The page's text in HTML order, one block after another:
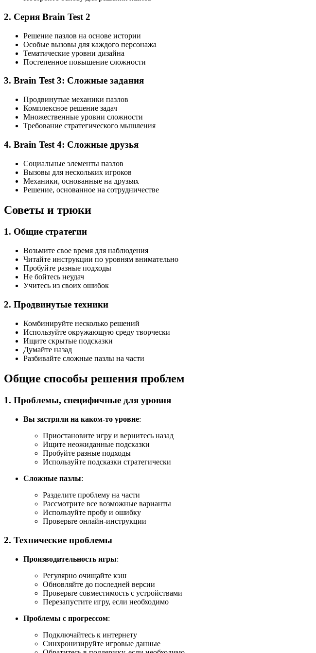
2. Серия Brain Test 2
Решение пазлов на основе истории
Особые вызовы для каждого персонажа
Тематические уровни дизайна
Постепенное повышение сложности
3. Brain Test 3: Сложные задания
Продвинутые механики пазлов
Комплексное решение задач
Множественные уровни сложности
Требование стратегического мышления
4. Brain Test 4: Сложные друзья
Социальные элементы пазлов
Вызовы для нескольких игроков
Механики, основанные на друзьях
Решение, основанное на сотрудничестве
Советы и трюки
1. Общие стратегии
Возьмите свое время для наблюдения
Читайте инструкции по уровням внимательно
Пробуйте разные подходы
Не бойтесь неудач
Учитесь из своих ошибок
2. Продвинутые техники
Комбинируйте несколько решений
Используйте окружающую среду творчески
Ищите скрытые подсказки
Думайте назад
Разбивайте сложные пазлы на части
Общие способы решения проблем
1. Проблемы, специфичные для уровня
Вы застряли на каком-то уровне:
Приостановите игру и вернитесь назад
Ищите неожиданные подсказки
Пробуйте разные подходы
Используйте подсказки стратегически
Сложные пазлы:
Разделите проблему на части
Рассмотрите все возможные варианты
Используйте пробу и ошибку
Проверьте онлайн-инструкции
2. Технические проблемы
Производительность игры:
Регулярно очищайте кэш
Обновляйте до последней версии
Проверьте совместимость с устройствами
Перезапустите игру, если необходимо
Проблемы с прогрессом:
Подключайтесь к интернету
Синхронизируйте игровые данные